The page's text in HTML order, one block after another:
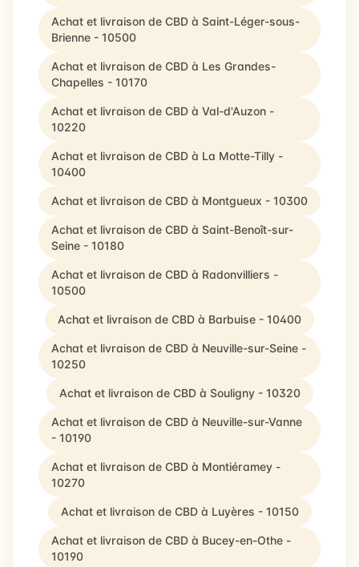
Achat et livraison de CBD à Saint-Léger-sous-
Brienne - 10500
Achat et livraison de CBD à Les Grandes-
Chapelles - 10170
Achat et livraison de CBD à Val-d'Auzon -
10220
Achat et livraison de CBD à La Motte-Tilly -
10400
Achat et livraison de CBD à Montgueux - 10300
Achat et livraison de CBD à Saint-Benoît-sur-
Seine - 10180
Achat et livraison de CBD à Radonvilliers -
10500
Achat et livraison de CBD à Barbuise - 10400
Achat et livraison de CBD à Neuville-sur-Seine -
10250
Achat et livraison de CBD à Souligny - 10320
Achat et livraison de CBD à Neuville-sur-Vanne
- 10190
Achat et livraison de CBD à Montiéramey -
10270
Achat et livraison de CBD à Luyères - 10150
Achat et livraison de CBD à Bucey-en-Othe -
10190